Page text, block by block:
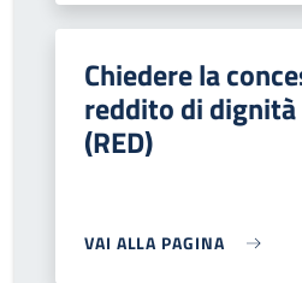
Chiedere la
reddito di
(RED)
VAI ALLA PAGINA